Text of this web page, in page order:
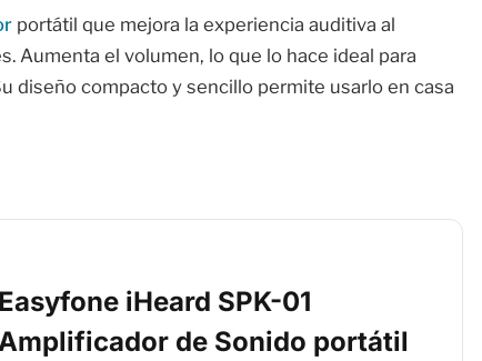
portátil que mejora la experiencia auditiva al
Aumenta el volumen, lo que lo hace ideal para
diseño compacto y sencillo permite usarlo en casa
Easyfone iHeard SPK-01
de Sonido portátil